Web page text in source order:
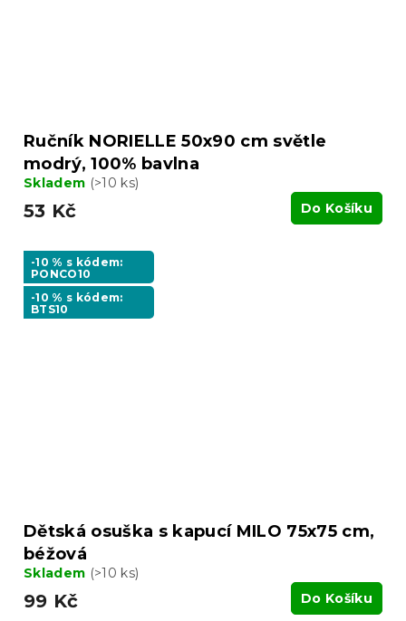
Ručník NORIELLE 50x90 cm světle
modrý, 100% bavlna
Skladem (>10 ks)
53 Kč Do Košíku
-10 % s kódem:
PONCO10
-10 % s kódem:
BTS10
Dětská osuška s kapucí MILO 75x75 cm,
béžová
Skladem (>10 ks)
99 Kč Do Košíku